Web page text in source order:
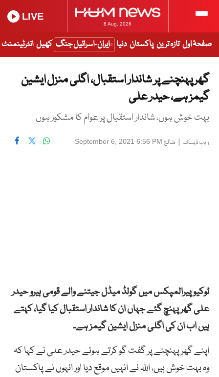
8 Aug, 2026
LIVE
صفحۂ اول تازہ ترین پاکستان دنیا ایران-اسرائیل جنگ کھیل انٹرٹینمنٹ
گھر پہنچنے پر شاندار استقبال، اگلی منزل ایشین
گیمز ہے، حیدر علی
بہت خوش ہوں، شاندار استقبال پر عوام کا مشکور ہوں
ویب ڈیسک | شائع September 6, 2021 6:56 PM
ٹوکیو پیرالمپکس میں گولڈ میڈل جیتنے والے قومی ہیرو حیدر
علی گھر پہنچ گئے جہاں ان کا شاندار استقبال کیا گیا، کہتے
ہیں اب ان کی اگلی منزل ایشین گیمز ہے۔
اپنے گھر پہنچنے پر گفت گو کرتے ہوئے حیدر علی نے کہا کہ
وہ بہت خوش ہیں، اللہ نے انہیں موقع دیا اور انہوں نے پاکستان